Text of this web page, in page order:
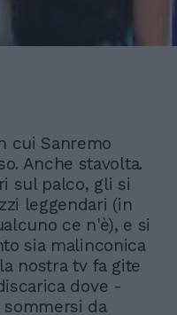
cui Sanremo
Anche stavolta.
sul palco, gli si
leggendari (in
ce n'è), e si
sia malinconica
nostra tv fa gite
dove -
da